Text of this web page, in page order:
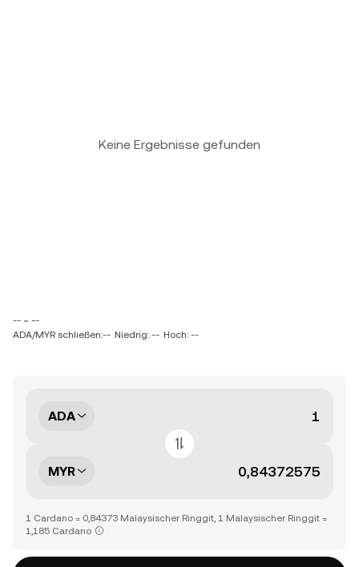
Keine Ergebnisse gefunden
-- ~ --
ADA/MYR schließen:-- Niedrig: -- Hoch: --
ADA
MYR
1 Cardano = 0,84373 Malaysischer Ringgit, 1 Malaysischer Ringgit =
1,185 Cardano